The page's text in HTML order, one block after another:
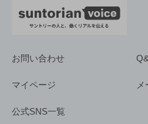
お問い合わせ
マイページ
公式SNS一覧